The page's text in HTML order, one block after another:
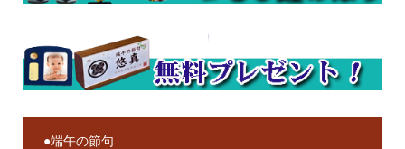
●端午の節句